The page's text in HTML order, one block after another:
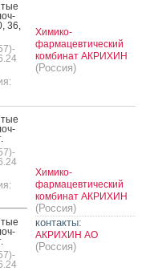
36,
Химико-
фармацевтический
комбинат АКРИХИН
(Россия)
Химико-
фармацевтический
комбинат АКРИХИН
(Россия)
контакты:
АКРИХИН АО
(Россия)